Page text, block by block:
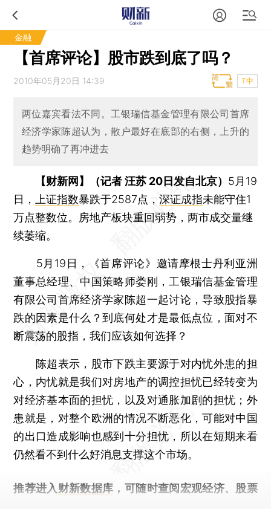
金融
【首席评论】股市跌到底了吗？
2010年05月20日 14:39 T中
两位嘉宾看法不同。工银瑞信基金管理有限公司首席
经济学家陈超认为，散户最好在底部的右侧，上升的
趋势明确了再冲进去
【财新网】（记者 汪苏 20日发自北京） 5月19
日，
上证指数暴跌于2587点，深证成指未能守住1
万点整数位。房地产板块重回弱势，两市成交量继
续萎缩。
5月19日，《首席评论》邀请摩根士丹利亚洲
董事总经理、中国策略师娄刚，工银瑞信基金管理
有限公司首席经济学家陈超一起讨论，导致股指暴
跌的因素是什么？到底何处才是最低点位，面对不
断震荡的股指，我们应该如何选择？
陈超表示，股市下跌主要源于对内忧外患的担
心，内忧就是我们对房地产的调控担忧已经转变为
对经济基本面的担忧，以及对通胀加剧的担忧；外
患就是，对整个欧洲的情况不断恶化，可能对中国
的出口造成影响也感到十分担忧，所以在短期来看
仍然看不到什么好消息支撑这个市场。
推荐进入 财新数据库 ，可随时查阅宏观经济、股票